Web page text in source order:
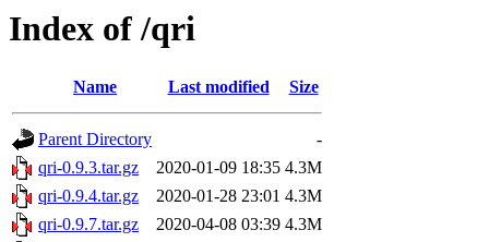
Index of /qri
Name Last modified Size
Parent Directory
-
qri-0.9.3.tar.gz
2020-01-09 18:35 4.3M
qri-0.9.4.tar.gz
2020-01-28 23:01 4.3M
qri-0.9.7.tar.gz
2020-04-08 03:39 4.3M